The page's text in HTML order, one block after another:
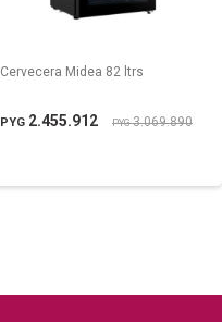
Cervecera Midea 82 ltrs
PYG 2.455.912 PYG3.069.890